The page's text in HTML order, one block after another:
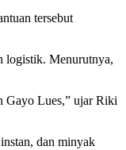
tersebut
logistik. Menurutnya,
Gayo Lues,” ujar Riki
dan minyak